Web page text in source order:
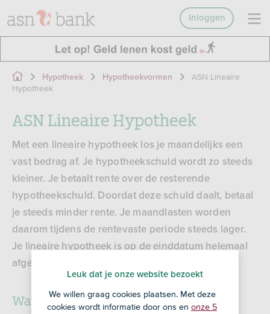
Inloggen
Hypotheek Hypotheekvormen
ASN Lineaire
Hypotheek
ASN Lineaire Hypotheek
Met een lineaire hypotheek los je maandelijks een
vast bedrag af. Je hypotheekschuld wordt zo steeds
kleiner. Je betaalt rente over de resterende
hypotheekschuld. Doordat deze schuld daalt, betaal
je steeds minder rente. Je maandlasten worden
daarom tijdens de rentevaste periode steeds lager.
Je lineaire hypotheek is op de einddatum helemaal
afgelost.
Wat is een lineaire hypotheek?
Leuk dat je onze website bezoekt
We willen graag cookies plaatsen. Met deze
cookies wordt informatie door ons en onze 5